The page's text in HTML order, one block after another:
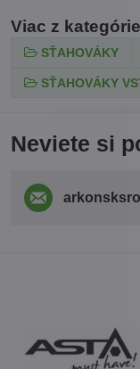
Viac z kategórie
SŤAHOVÁKY
SŤAHOVÁKY
Neviete si